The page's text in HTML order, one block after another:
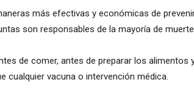
más efectivas y económicas de
son responsables de la mayoría de
de comer, antes de preparar los alimentos
cualquier vacuna o intervención médica.